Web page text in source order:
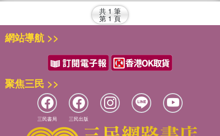
共 1 筆
第 1 頁
網站導航 >>
聚焦三民 >>
三民書局 三民出版